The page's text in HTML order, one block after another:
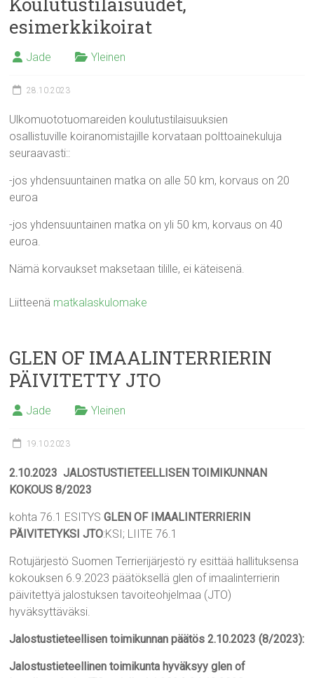
esimerkkikoirat
Jade Yleinen
28.10.2023
Ulkomuototuomareiden koulutustilaisuuksien
osallistuville koiranomistajille korvataan polttoainekuluja
seuraavasti::
-jos yhdensuuntainen matka on alle 50 km, korvaus on 20
euroa
-jos yhdensuuntainen matka on yli 50 km, korvaus on 40
euroa.
Nämä korvaukset maksetaan tilille, ei käteisenä.
Liitteenä matkalaskulomake
GLEN OF IMAALINTERRIERIN
PÄIVITETTY JTO
Jade Yleinen
19.10.2023
2.10.2023 JALOSTUSTIETEELLISEN TOIMIKUNNAN
KOKOUS 8/2023
kohta 76.1 ESITYSGLEN OF IMAALINTERRIERIN
PÄIVITETYKSI JTO:KSI; LIITE 76.1
Rotujärjestö Suomen Terrierijärjestö ry esittää hallituksensa
kokouksen 6.9.2023 päätöksellä glen of imaalinterrierin
päivitettyä jalostuksen tavoiteohjelmaa (JTO)
hyväksyttäväksi.
Jalostustieteellisen toimikunnan päätös 2.10.2023 (8/2023):
Jalostustieteellinen toimikunta hyväksyy glen of